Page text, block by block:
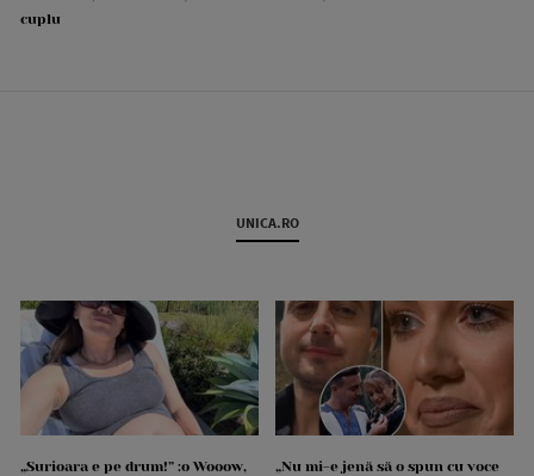
cuplu
UNICA.RO
„Surioara e pe drum!” :o Wooow,
„Nu mi-e jenă să o spun cu voce